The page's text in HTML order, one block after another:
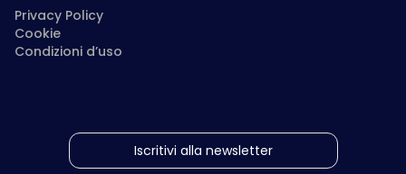
Privacy Policy
Cookie
Condizioni d’uso